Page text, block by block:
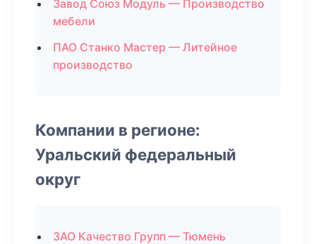
Завод Союз Модуль — Производство
мебели
ПАО Станко Мастер — Литейное
производство
Компании в регионе:
Уральский федеральный
округ
ЗАО Качество Групп — Тюмень